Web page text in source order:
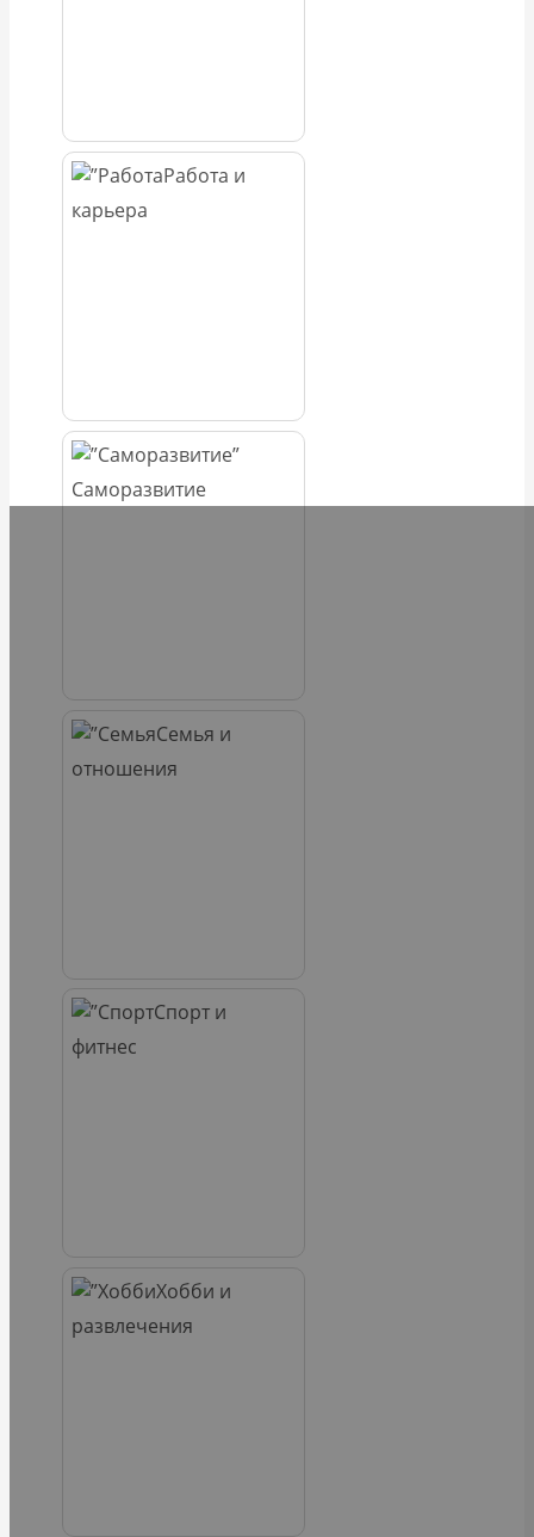
Работа и
карьера
Саморазвитие
Семья и
отношения
Спорт и
фитнес
Хобби и
развлечения